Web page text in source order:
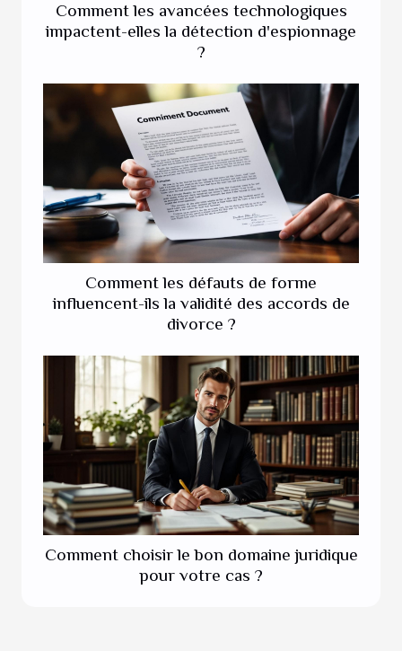
Comment les avancées technologiques
impactent-elles la détection d'espionnage
?
Comment les défauts de forme
influencent-ils la validité des accords de
divorce ?
Comment choisir le bon domaine juridique
pour votre cas ?